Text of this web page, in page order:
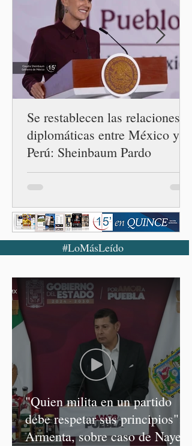
Unidos. Durante la
conferencia matutina en
Palacio Nacional, el
funcionario informó que en
el país únicamente se han
confirmado 33 casos de esta
enferme
Se restablecen las relaciones
diplomáticas entre México y
Perú: Sheinbaum Pardo
#LoMásLeído
"Quien milita en un partido
debe respetar sus principios":
Armenta, sobre caso de Nayeli